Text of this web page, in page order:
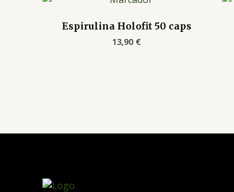
Espirulina Holofit 50 caps
13,90 €